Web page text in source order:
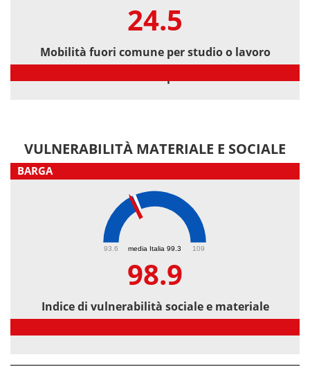
24.5
Mobilità fuori comune per studio o lavoro
VULNERABILITÀ MATERIALE E SOCIALE
BARGA
media Italia 99.3
93.6 109
98.9
Indice di vulnerabilità sociale e materiale